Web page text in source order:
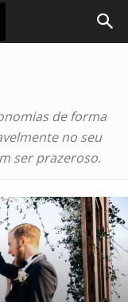
de forma
no seu
ser prazeroso.